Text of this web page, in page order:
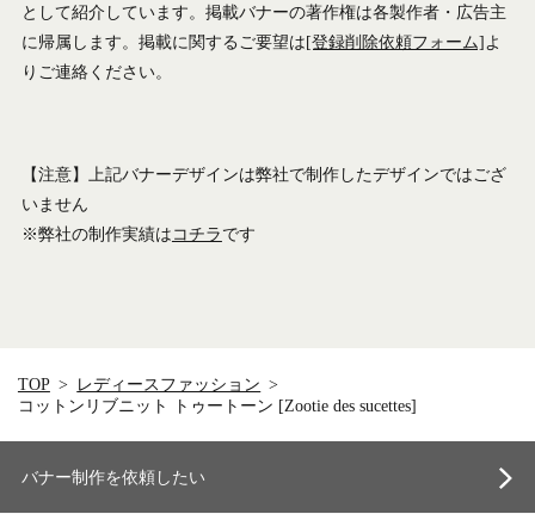
として紹介しています。掲載バナーの著作権は各製作者・広告主
に帰属します。掲載に関するご要望は[登録削除依頼フォーム]よ
りご連絡ください。
【注意】上記バナーデザインは弊社で制作したデザインではござ
いません
※弊社の制作実績はコチラです
TOP
レディースファッション
コットンリブニット トゥートーン [Zootie des sucettes]
バナー制作を依頼したい